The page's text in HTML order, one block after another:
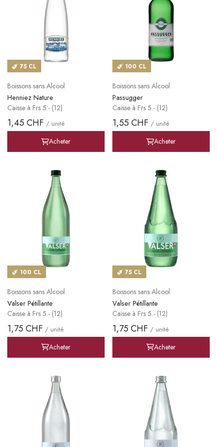
75 CL
Boissons sans Alcool
Henniez Nature
Caisse à Frs 5.- (12)
1,45 CHF / unité
Acheter
100 CL
Boissons sans Alcool
Passugger
Caisse à Frs 5.- (12)
1,55 CHF / unité
Acheter
100 CL
Boissons sans Alcool
Valser Pétillante
Caisse à Frs 5.- (12)
1,75 CHF / unité
Acheter
75 CL
Boissons sans Alcool
Valser Pétillante
Caisse à Frs 5.- (12)
1,75 CHF / unité
Acheter